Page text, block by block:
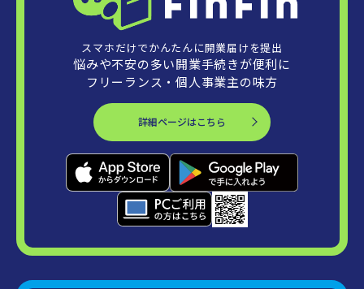
スマホだけでかんたんに開業届けを提出
悩みや不安の多い開業手続きが便利に
フリーランス・個人事業主の味方
詳細ページはこちら